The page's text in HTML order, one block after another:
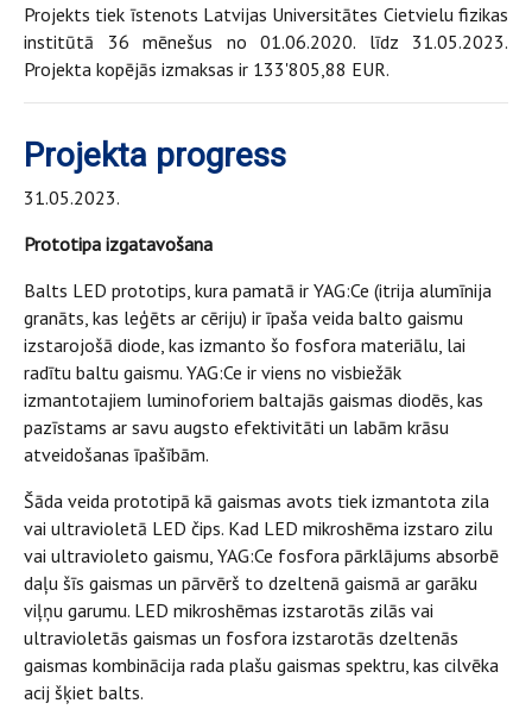
Projekts tiek īstenots Latvijas Universitātes Cietvielu fizikas
institūtā 36 mēnešus no 01.06.2020. līdz 31.05.2023.
Projekta kopējās izmaksas ir 133'805,88 EUR.
Projekta progress
31.05.2023.
Prototipa izgatavošana
Balts LED prototips, kura pamatā ir YAG:Ce (itrija alumīnija
granāts, kas leģēts ar cēriju) ir īpaša veida balto gaismu
izstarojošā diode, kas izmanto šo fosfora materiālu, lai
radītu baltu gaismu. YAG:Ce ir viens no visbiežāk
izmantotajiem luminoforiem baltajās gaismas diodēs, kas
pazīstams ar savu augsto efektivitāti un labām krāsu
atveidošanas īpašībām.
Šāda veida prototipā kā gaismas avots tiek izmantota zila
vai ultravioletā LED čips. Kad LED mikroshēma izstaro zilu
vai ultravioleto gaismu, YAG:Ce fosfora pārklājums absorbē
daļu šīs gaismas un pārvērš to dzeltenā gaismā ar garāku
viļņu garumu. LED mikroshēmas izstarotās zilās vai
ultravioletās gaismas un fosfora izstarotās dzeltenās
gaismas kombinācija rada plašu gaismas spektru, kas cilvēka
acij šķiet balts.